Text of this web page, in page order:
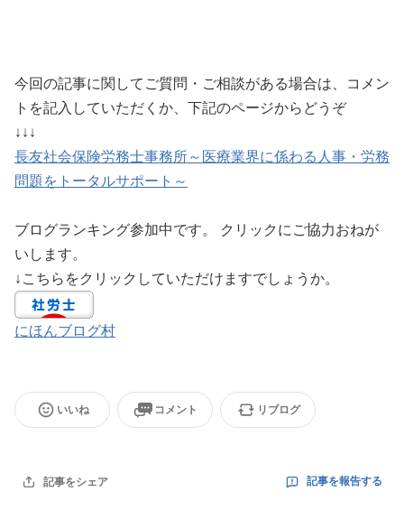
今回の記事に関してご質問・ご相談がある場合は、コメン
トを記入していただくか、下記のページからどうぞ
↓↓↓
長友社会保険労務士事務所～医療業界に係わる人事・労務
問題をトータルサポート～
ブログランキング参加中です。 クリックにご協力おねが
いします。
↓こちらをクリックしていただけますでしょうか。
にほんブログ村
いいね コメント リブログ
記事をシェア 記事を報告する